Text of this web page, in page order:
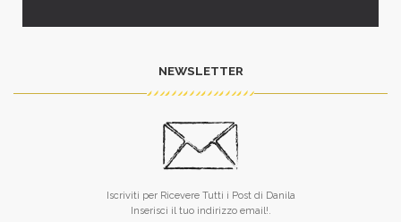
NEWSLETTER
Iscriviti per Ricevere Tutti i Post di Danila
Inserisci il tuo indirizzo email!.